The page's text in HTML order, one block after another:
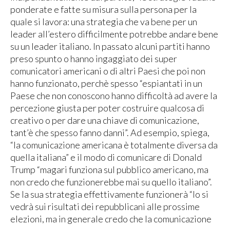
ponderate e fatte su misura sulla persona per la
quale si lavora: una strategia che va bene per un
leader all’estero difficilmente potrebbe andare bene
su un leader italiano. In passato alcuni partiti hanno
preso spunto o hanno ingaggiato dei super
comunicatori americani o di altri Paesi che poi non
hanno funzionato, perchè spesso “espiantatì in un
Paese che non conoscono hanno difficoltà ad avere la
percezione giusta per poter costruire qualcosa di
creativo o per dare una chiave di comunicazione,
tant’è che spesso fanno danni”. Ad esempio, spiega,
“la comunicazione americana è totalmente diversa da
quella italiana” e il modo di comunicare di Donald
Trump “magari funziona sul pubblico americano, ma
non credo che funzionerebbe mai su quello italiano”.
Se la sua strategia effettivamente funzionerà “lo si
vedrà sui risultati dei repubblicani alle prossime
elezioni, ma in generale credo che la comunicazione